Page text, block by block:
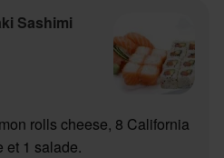
Sashimi
rolls cheese, 8 California
et 1 salade.